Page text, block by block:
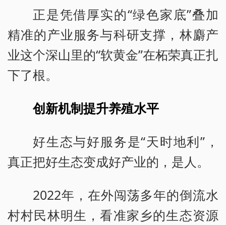
正是凭借厚实的“绿色家底”叠加
精准的产业服务与科研支撑，林麝产
业这个深山里的“软黄金”在柘荣真正扎
下了根。
创新机制提升养殖水平
好生态与好服务是“天时地利”，
真正把好生态变成好产业的，是人。
2022年，在外闯荡多年的倒流水
村村民林明生，看准家乡的生态资源